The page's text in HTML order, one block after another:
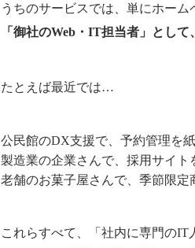
うちのサービスでは、単にホーム
「御社のWeb・IT担当者」とし
たとえば最近では…
公民館のDX支援で、予約管理を
製造業の企業さんで、採用サイト
老舗のお菓子屋さんで、季節限
これらすべて、「社内に専門のIT